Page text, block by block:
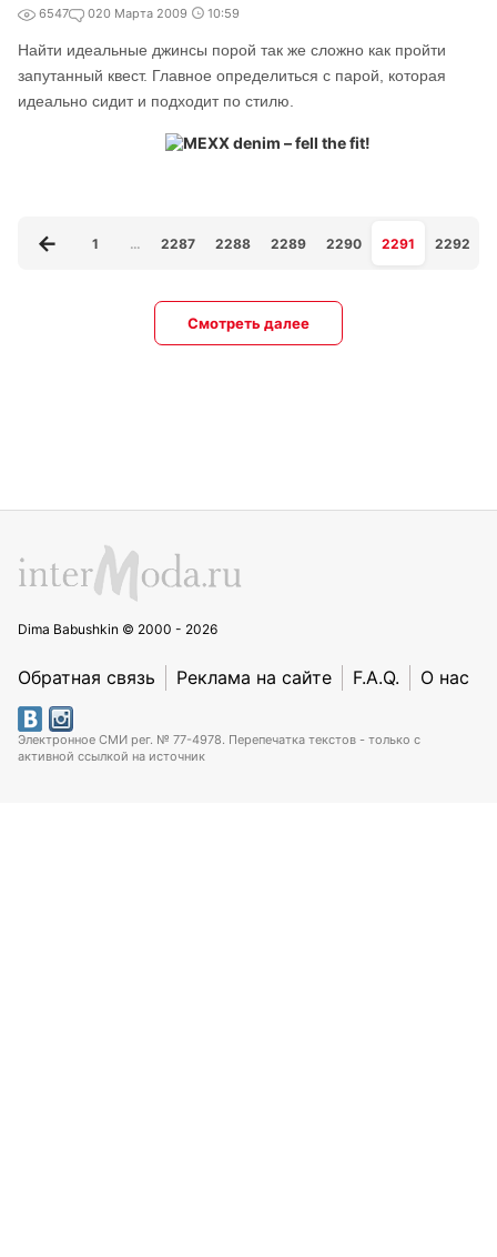
6547 020 Марта 2009 10:59
Найти идеальные джинсы порой так же сложно как пройти
запутанный квест. Главное определиться с парой, которая
идеально сидит и подходит по стилю.
1 … 2287 2288 2289 2290 2291 2292
Смотреть далее
Dima Babushkin © 2000 - 2026
Обратная связь Реклама на сайте F.A.Q. О нас
Электронное СМИ рег. № 77-4978. Перепечатка текстов - только с
активной ссылкой на источник